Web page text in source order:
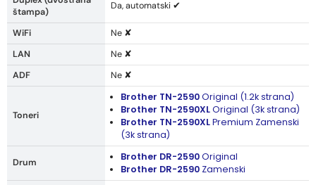
štampa)
Da, automatski ✔
WiFi
Ne ✘
LAN
Ne ✘
ADF
Ne ✘
Toneri
Brother TN-2590Original (1.2k strana)
Brother TN-2590XLOriginal (3k strana)
Brother TN-2590XLPremium Zamenski
(3k strana)
Drum Brother DR-2590Original
Brother DR-2590 Zamenski